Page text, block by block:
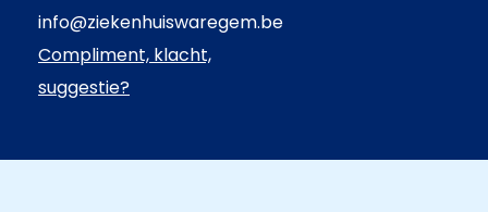
info@ziekenhuiswaregem.be
Compliment, klacht,
suggestie?